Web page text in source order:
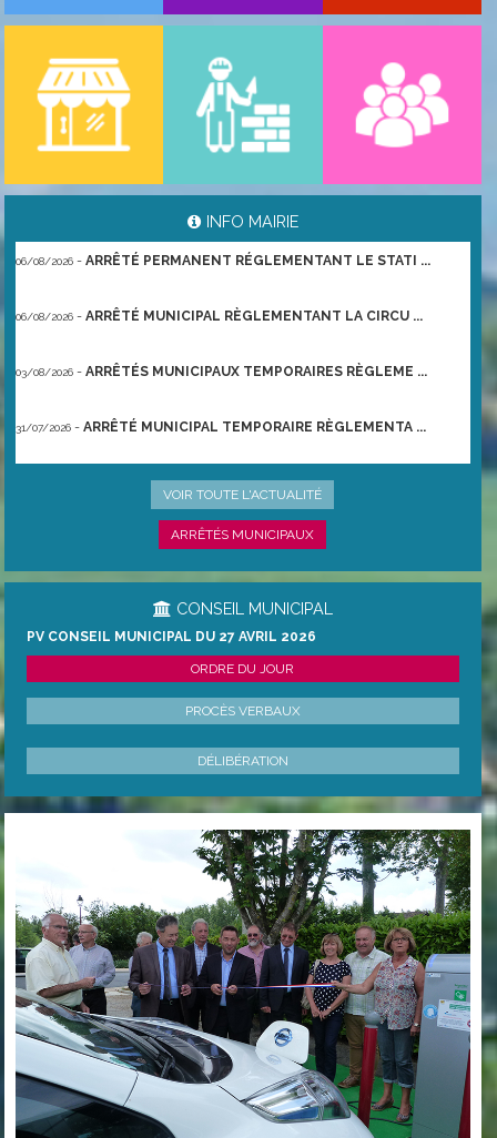
INFO MAIRIE
06/08/2026 ARRÊTÉ PERMANENT RÉGLEMENTANT LE STATI ...
06/08/2026 ARRÊTÉ MUNICIPAL RÈGLEMENTANT LA CIRCU ...
03/08/2026 ARRÊTÉS MUNICIPAUX TEMPORAIRES RÈGLEME ...
31/07/2026 ARRÊTÉ MUNICIPAL TEMPORAIRE RÈGLEMENTA ...
ARRÊTÉ PRÉFECTORAL DU 21/06/2026 TEMPO ...
VOIR TOUTE L'ACTUALITÉ
ARRÊTÉS MUNICIPAUX
CONSEIL MUNICIPAL
PV CONSEIL MUNICIPAL DU 27 AVRIL 2026
ORDRE DU JOUR
PROCÈS VERBAUX
DÉLIBÉRATION